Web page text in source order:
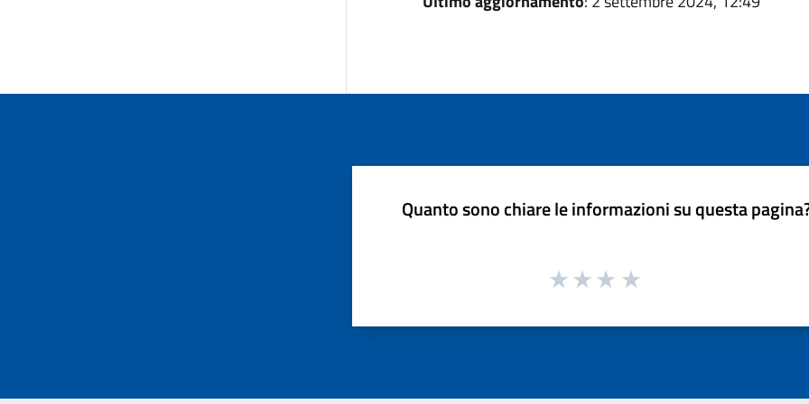
Quanto sono chiare le informazioni su questa